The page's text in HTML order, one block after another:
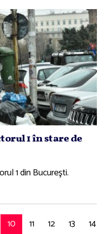
1 în stare de
1 din Bucureşti.
10 11 12 13 14